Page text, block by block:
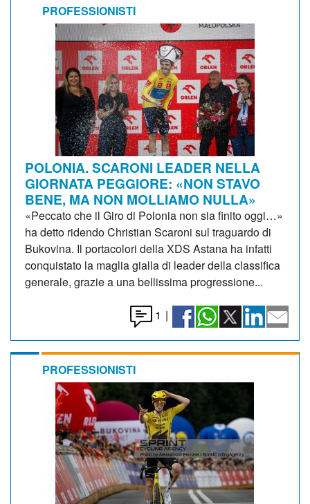
PROFESSIONISTI
POLONIA. SCARONI LEADER NELLA
GIORNATA PEGGIORE: «NON STAVO
BENE, MA NON MOLLIAMO NULLA»
«Peccato che il Giro di Polonia non sia finito oggi…»
ha detto ridendo Christian Scaroni sul traguardo di
Bukovina. Il portacolori della XDS Astana ha infatti
conquistato la maglia gialla di leader della classifica
generale, grazie a una bellissima progressione...
1 |
PROFESSIONISTI